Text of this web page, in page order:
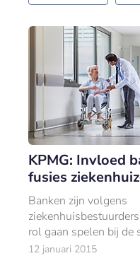
KPMG: Invloed
fusies
Banken zijn volgens
rol gaan spelen bij de
ziekenhuissector, veel
12 januari 2015